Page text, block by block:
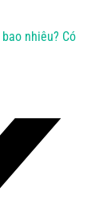
nhiêu? Có